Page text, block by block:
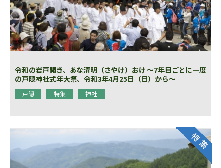
令和の岩戸開き、あな清明（さやけ）おけ 〜7年目ごとに一度
の戸隠神社式年大祭、令和3年4月25日（日）から〜
戸隠 特集 神社